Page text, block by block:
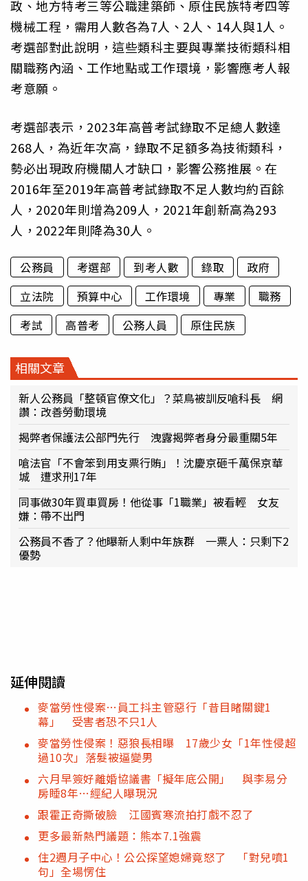
政、地方特考三等公職建築師、原住民族特考四等
機械工程，需用人數各為7人、2人、14人與1人。
考選部對此說明，這些類科主要與專業技術類科相
關職務內涵、工作地點或工作環境，影響應考人報
考意願。
考選部表示，2023年高普考試錄取不足總人數達
268人，為近年次高，錄取不足額多為技術類科，
勢必出現政府機關人才缺口，影響公務推展。在
2016年至2019年高普考試錄取不足人數均約百餘
人，2020年則增為209人，2021年創新高為293
人，2022年則降為30人。
公務員 考選部 到考人數 錄取
政府
立法院
預算中心 工作環境 專業
職務
考試
高普考 公務人員 原住民族
相關文章
新人公務員「整頓官僚文化」？菜鳥被訓反嗆科長 網
讚：改善勞動環境
揭弊者保護法公部門先行 洩露揭弊者身分最重關5年
嗆法官「不會笨到用支票行賄」！沈慶京砸千萬保京華
城 遭求刑17年
同事做30年買車買房！他從事「1職業」被看輕 女友
嫌：帶不出門
公務員不香了？他曝新人剩中年族群 一票人：只剩下2
優勢
延伸閱讀
麥當勞性侵案…員工抖主管惡行「昔目睹關鍵1
幕」 受害者恐不只1人
麥當勞性侵案！惡狼長相曝 17歲少女「1年性侵超
過10次」落髮被逼變男
六月早簽好離婚協議書「擬年底公開」 與李易分
房睡8年…經紀人曝現況
跟霍正奇撕破臉 江國賓寒流拍打戲不忍了
更多最新熱門議題：熊本7.1強震
住2週月子中心！公公探望媳婦竟怒了 「對兒噴1
句」全場愣住